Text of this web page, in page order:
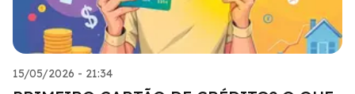
15/05/2026 - 21:34